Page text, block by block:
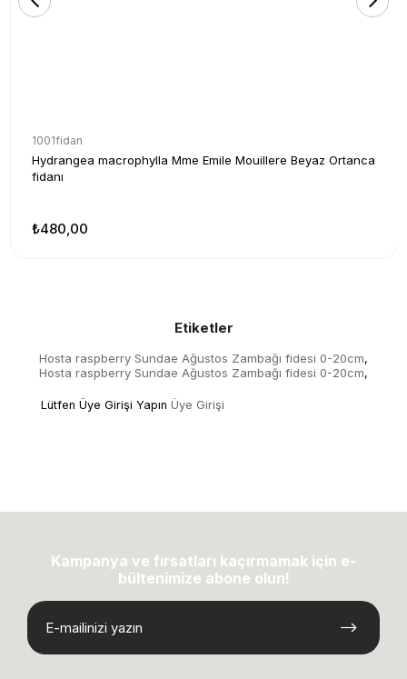
1001fidan
Hydrangea macrophylla Mme Emile Mouillere Beyaz Ortanca
fidanı
₺480,00
Etiketler
Hosta raspberry Sundae Ağustos Zambağı fidesi 0-20cm,
Hosta raspberry Sundae Ağustos Zambağı fidesi 0-20cm,
Lütfen Üye Girişi Yapın Üye Girişi
Kampanya ve fırsatları kaçırmamak için e-
bültenimize abone olun!